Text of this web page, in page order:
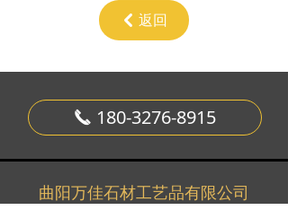
낒 返回
끅 180-3276-8915
曲阳万佳石材工艺品有限公司